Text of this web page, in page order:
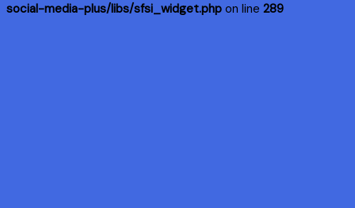
social-media-plus/libs/sfsi_widget.php on line 289